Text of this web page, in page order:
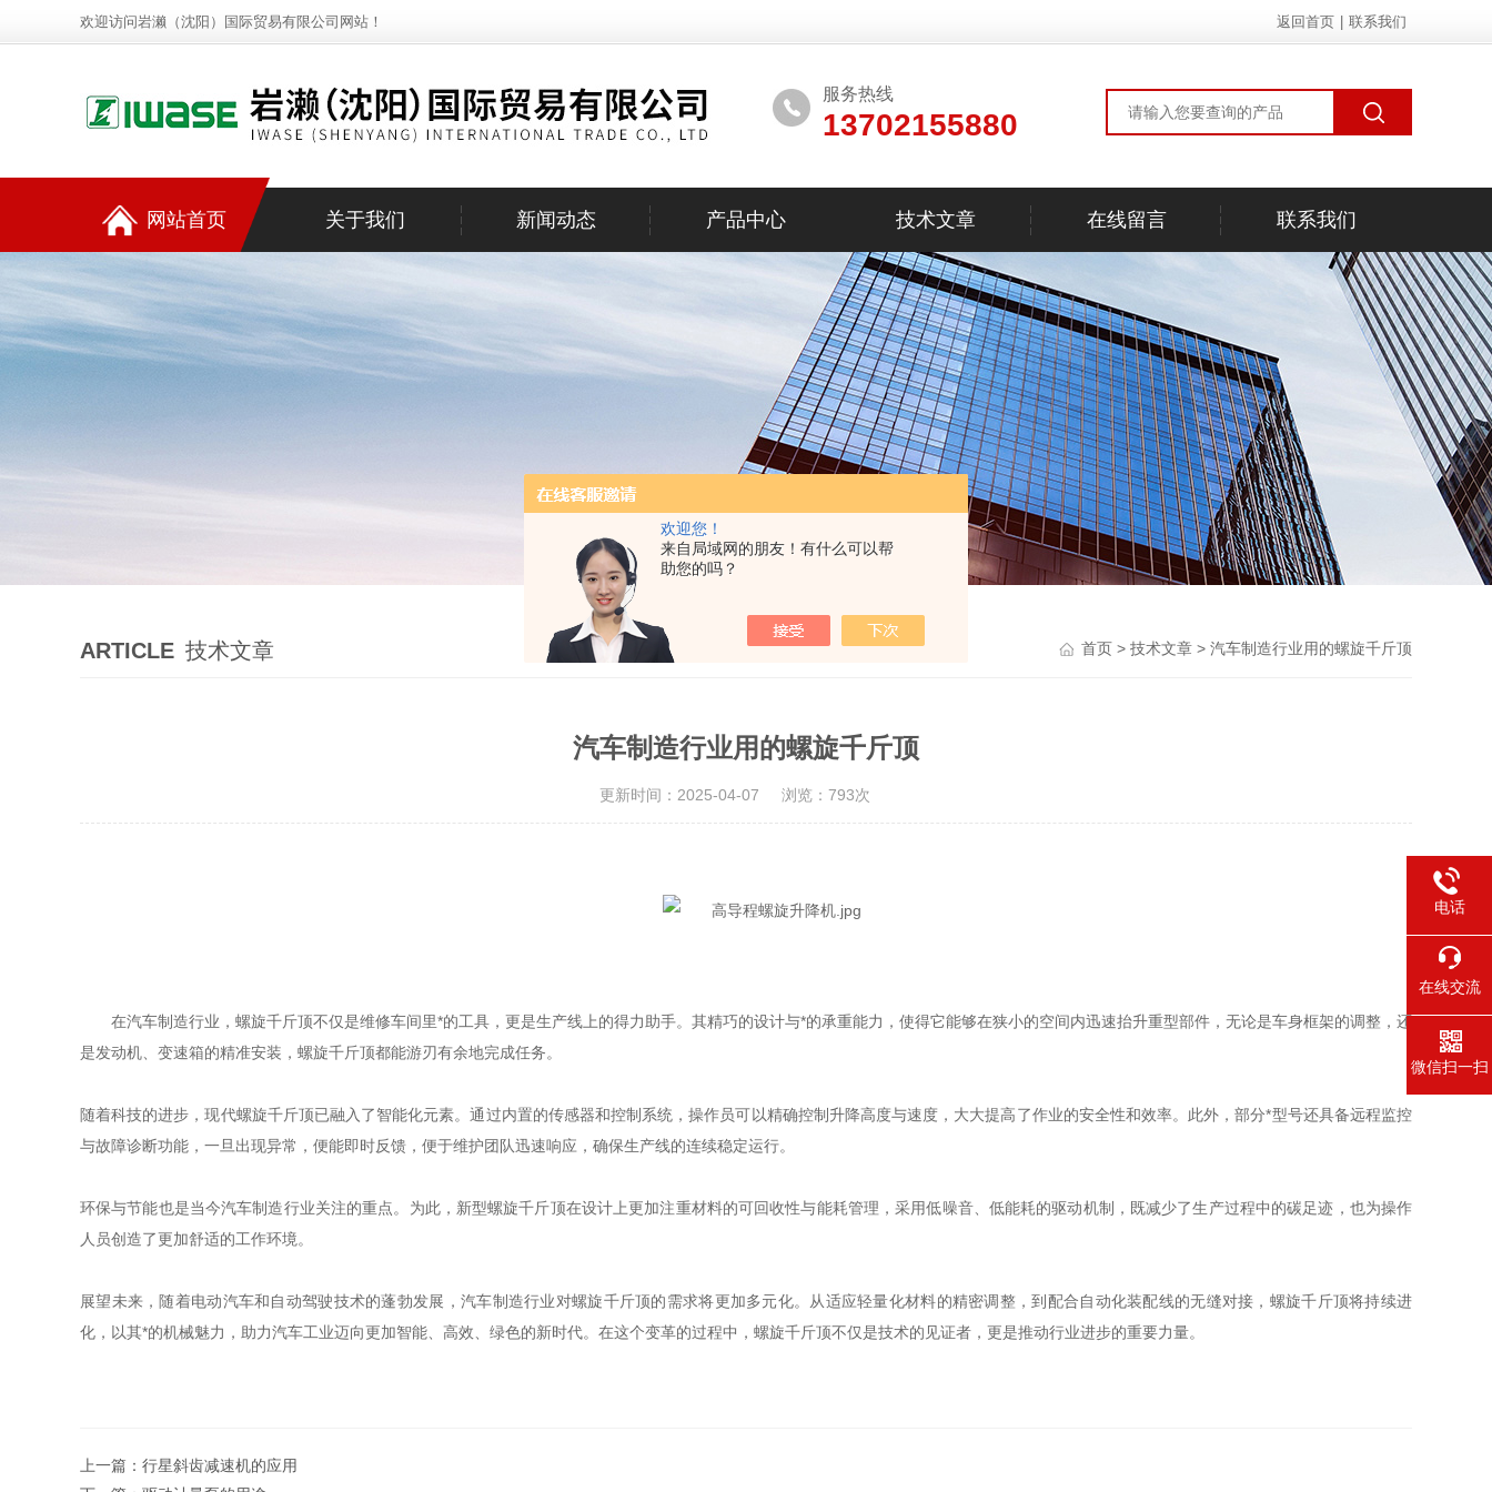
欢迎您！
来自局域网的朋友！有什么可以帮
助您的吗？
欢迎访问岩濑（沈阳）国际贸易有限公司网站！ 返回首页 联系我们
服务热线
13702155880
网站首页 关于我们 新闻动态 产品中心 技术文章 在线留言 联系我们
ARTICLE 技术文章 首页 > 技术文章 > 汽车制造行业用的螺旋千斤顶
汽车制造行业用的螺旋千斤顶
更新时间：2025-04-07 浏览：793次
在汽车制造行业，螺旋千斤顶不仅是维修车间里*的工具，更是生产线上的得力助手。其精巧的设计与*的承重能力，使得它能够在狭小的空间内迅速抬升重型部件，无论是车身框架的调整，还
是发动机、变速箱的精准安装，螺旋千斤顶都能游刃有余地完成任务。
随着科技的进步，现代螺旋千斤顶已融入了智能化元素。通过内置的传感器和控制系统，操作员可以精确控制升降高度与速度，大大提高了作业的安全性和效率。此外，部分*型号还具备远程监控
与故障诊断功能，一旦出现异常，便能即时反馈，便于维护团队迅速响应，确保生产线的连续稳定运行。
环保与节能也是当今汽车制造行业关注的重点。为此，新型螺旋千斤顶在设计上更加注重材料的可回收性与能耗管理，采用低噪音、低能耗的驱动机制，既减少了生产过程中的碳足迹，也为操作
人员创造了更加舒适的工作环境。
展望未来，随着电动汽车和自动驾驶技术的蓬勃发展，汽车制造行业对螺旋千斤顶的需求将更加多元化。从适应轻量化材料的精密调整，到配合自动化装配线的无缝对接，螺旋千斤顶将持续进
化，以其*的机械魅力，助力汽车工业迈向更加智能、高效、绿色的新时代。在这个变革的过程中，螺旋千斤顶不仅是技术的见证者，更是推动行业进步的重要力量。
上一篇： ​行星斜齿减速机的应用
电话
在线交流
微信扫一扫